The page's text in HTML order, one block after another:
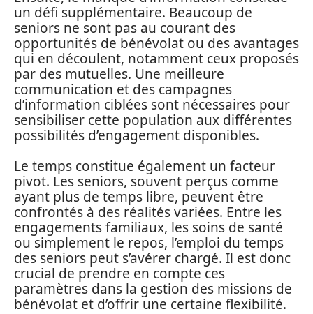
un défi supplémentaire. Beaucoup de
seniors ne sont pas au courant des
opportunités de bénévolat ou des avantages
qui en découlent, notamment ceux proposés
par des mutuelles. Une meilleure
communication et des campagnes
d’information ciblées sont nécessaires pour
sensibiliser cette population aux différentes
possibilités d’engagement disponibles.
Le temps constitue également un facteur
pivot. Les seniors, souvent perçus comme
ayant plus de temps libre, peuvent être
confrontés à des réalités variées. Entre les
engagements familiaux, les soins de santé
ou simplement le repos, l’emploi du temps
des seniors peut s’avérer chargé. Il est donc
crucial de prendre en compte ces
paramètres dans la gestion des missions de
bénévolat et d’offrir une certaine flexibilité.